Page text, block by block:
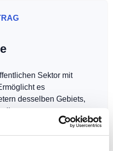
Sektor mit
es
desselben Gebiets,